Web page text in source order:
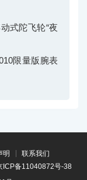
式陀飞轮“夜
限量版腕表
明
联系我们
ICP备11040872号-38